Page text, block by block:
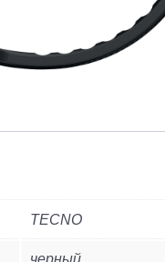
TECNO
черный